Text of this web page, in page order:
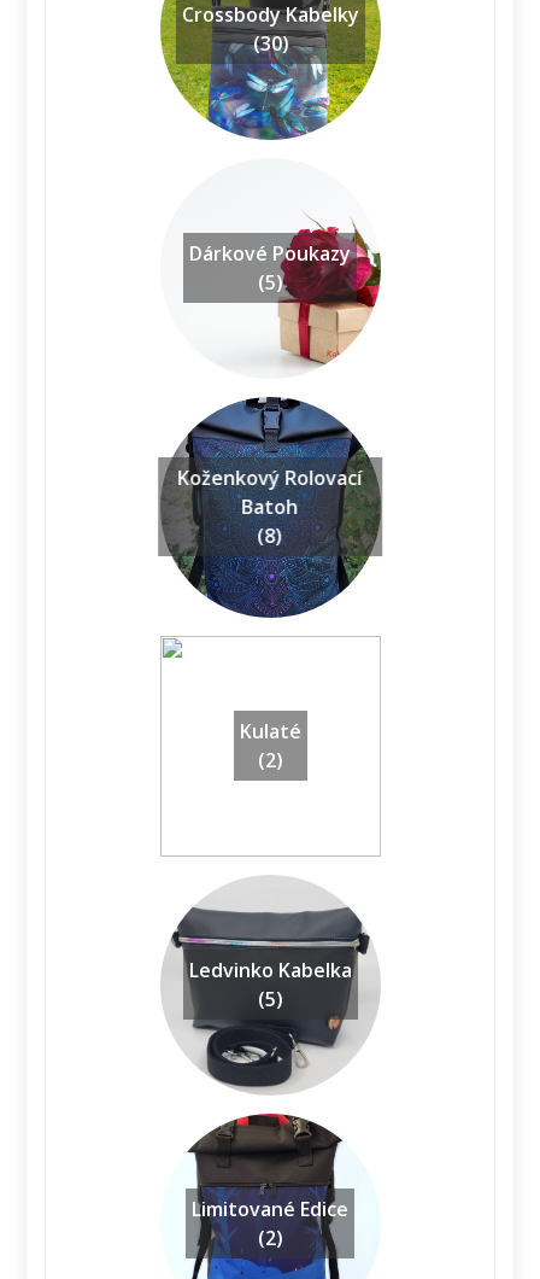
Crossbody Kabelky
(30)
Dárkové Poukazy
(5)
Koženkový Rolovací
Batoh
(8)
Kulaté
(2)
Ledvinko Kabelka
(5)
Limitované Edice
(2)